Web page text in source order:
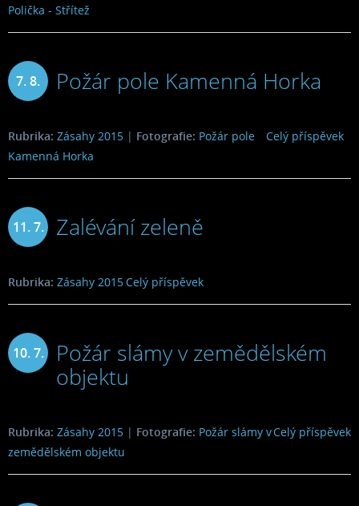
Polička - Střítež
7. 8. Požár pole Kamenná Horka
Celý příspěvek
Rubrika: Zásahy 2015 | Fotografie: Požár pole
Kamenná Horka
11. 7. Zalévání zeleně
Celý příspěvek
Rubrika: Zásahy 2015
10. 7.
Požár slámy v zemědělském
objektu
Celý příspěvek
Rubrika: Zásahy 2015 | Fotografie: Požár slámy v
zemědělském objektu